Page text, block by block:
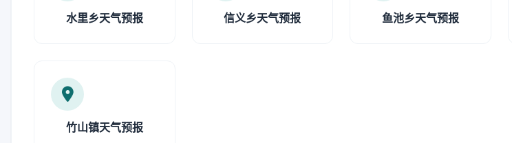
水里乡天气预报 信义乡天气预报 鱼池乡天气预报
竹山镇天气预报